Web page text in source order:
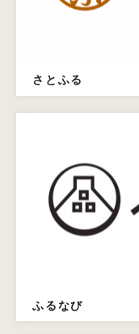
さとふる
ふるなび